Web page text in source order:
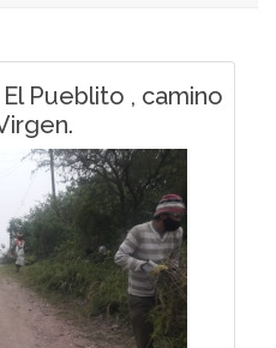
Pueblito , camino